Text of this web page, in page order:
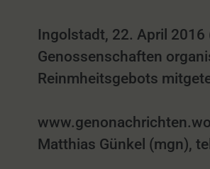
Ingolstadt, 22. April
Genossenschaften
Reinmheitsgebots
Matthias Günkel (mgn),